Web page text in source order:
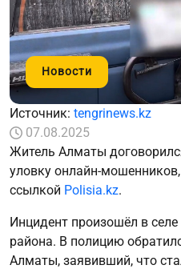
Новости
Источник: tengrinews.kz
07.08.2025
Житель Алматы
уловку онлайн-
ссылкой Polisia.kz.
Инцидент произошёл в
района. В полицию
Алматы, заявивший, что